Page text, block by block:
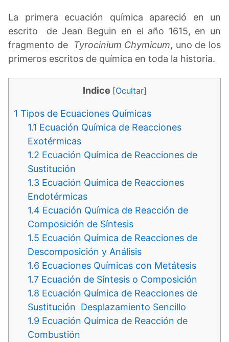
La primera ecuación química apareció en un
escrito de Jean Beguin en el año 1615, en un
fragmento de
Tyrocinium Chymicum, uno de los
primeros escritos de química en toda la historia.
Indice [Ocultar]
1 Tipos de Ecuaciones Químicas
1.1 Ecuación Química de Reacciones
Exotérmicas
1.2 Ecuación Química de Reacciones de
Sustitución
1.3 Ecuación Química de Reacciones
Endotérmicas
1.4 Ecuación Química de Reacción de
Composición de Síntesis
1.5 Ecuación Química de Reacciones de
Descomposición y Análisis
1.6 Ecuaciones Químicas con Metátesis
1.7 Ecuación de Síntesis o Composición
1.8 Ecuación Química de Reacciones de
Sustitución Desplazamiento Sencillo
1.9 Ecuación Química de Reacción de
Combustión